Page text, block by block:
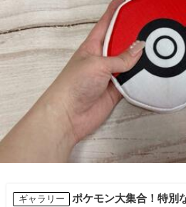
ギャラリー
ポケモン大集合！特別